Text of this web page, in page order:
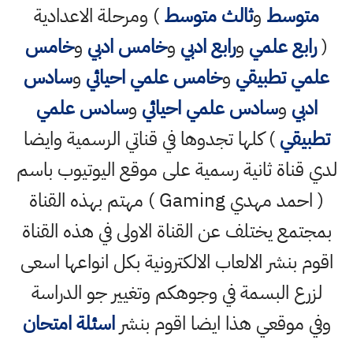
متوسط وثالث متوسط) ومرحلة الاعدادية
(رابع علمي ورابع ادبي وخامس ادبي وخامس
علمي تطبيقي وخامس علمي احيائي وسادس
ادبي وسادس علمي احيائي وسادس علمي
تطبيقي) كلها تجدوها في قناتي الرسمية وايضا
لدي قناة ثانية رسمية على موقع اليوتيوب باسم
( احمد مهدي Gaming ) مهتم بهذه القناة
بمجتمع يختلف عن القناة الاولى في هذه القناة
اقوم بنشر الالعاب الالكترونية بكل انواعها اسعى
لزرع البسمة في وجوهكم وتغيير جو الدراسة
وفي موقعي هذا ايضا اقوم بنشراسئلة امتحان